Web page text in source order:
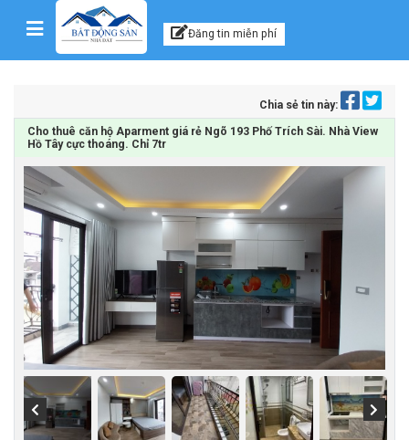
Skip to content Kênh thông tin, tư vấn
Đăng tin miễn phí
Chia sẻ tin này:
Cho thuê căn hộ Aparment giá rẻ Ngõ 193 Phố Trích Sài. Nhà View
Hồ Tây cực thoáng. Chỉ 7tr